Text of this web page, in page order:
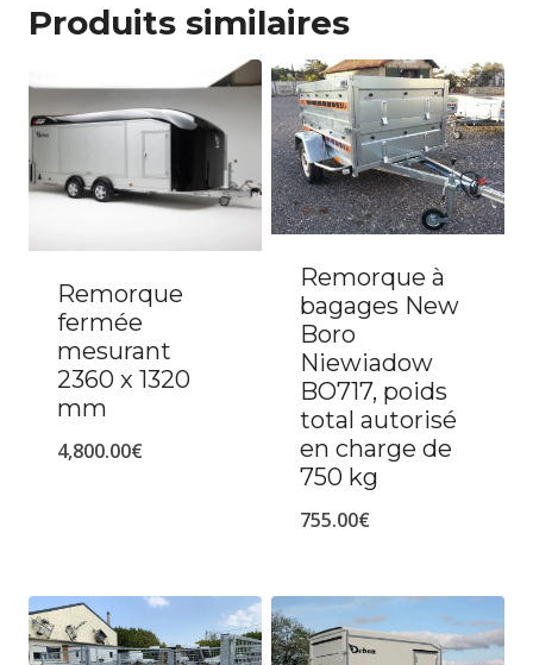
Produits similaires
Remorque
fermée
mesurant
2360 x 1320
mm
4,800.00€
Remorque à
bagages New
Boro
Niewiadow
BO717, poids
total autorisé
en charge de
750 kg
755.00€